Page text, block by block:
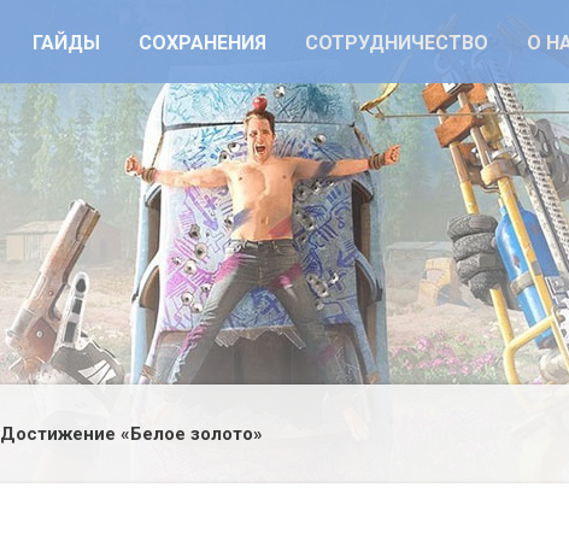
ГАЙДЫ СОХРАНЕНИЯ СОТРУДНИЧЕСТВО О
Достижение «Белое золото»